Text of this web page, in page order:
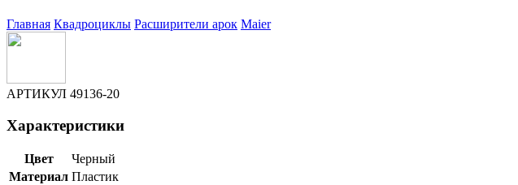
Главная Квадроциклы Расширители арок Maier
АРТИКУЛ 49136-20
Характеристики
Цвет
Черный
Материал Пластик